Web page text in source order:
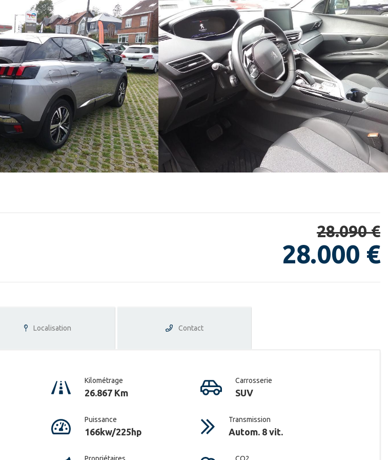
28.090 €
28.000 €
Localisation Contact
Kilométrage
26.867 Km
Carrosserie
SUV
Puissance
166kw/225hp
Transmission
Autom. 8 vit.